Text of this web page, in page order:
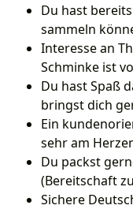
Du hast
sammeln
Interesse an
Schminke ist
Du hast Spaß
bringst dich
Ein
sehr am
Du packst
(Bereitschaft
Sichere